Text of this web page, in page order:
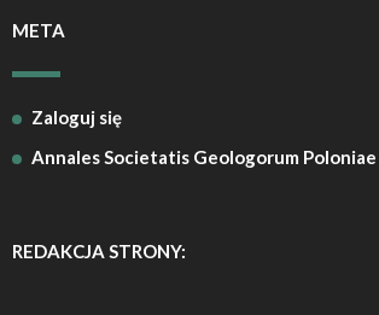
META
Zaloguj się
Annales Societatis Geologorum Poloniae
REDAKCJA STRONY: